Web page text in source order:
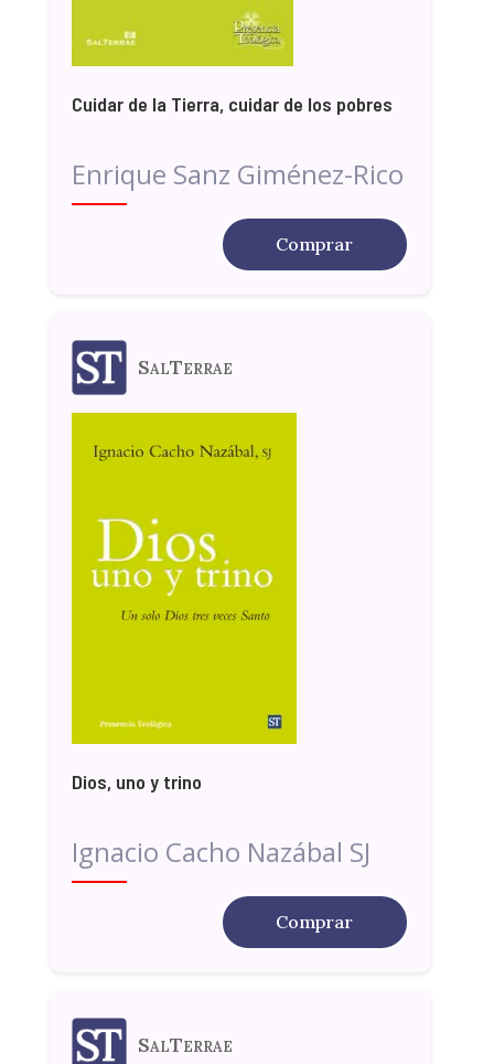
Cuidar de la Tierra, cuidar de los pobres
Enrique Sanz Giménez-Rico
Comprar
SalTerrae
Dios, uno y trino
Ignacio Cacho Nazábal SJ
Comprar
SalTerrae